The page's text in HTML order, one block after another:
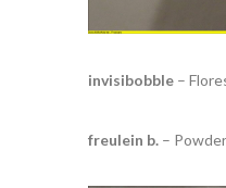
invisibobble–
freulein b.–